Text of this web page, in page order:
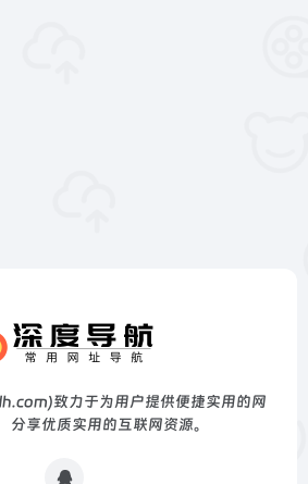
致力于为用户提供便捷实用的网
分享优质实用的互联网资源。